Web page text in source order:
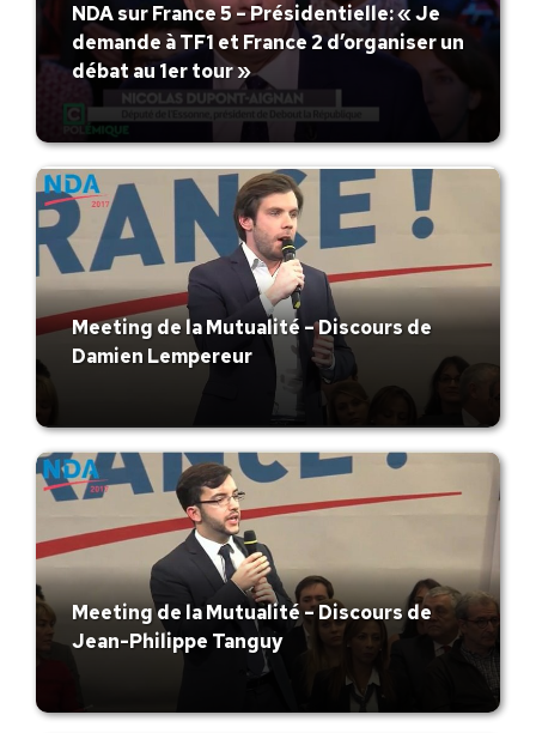
NDA sur France 5 – Présidentielle: « Je
demande à TF1 et France 2 d’organiser un
débat au 1er tour »
Meeting de la Mutualité – Discours de
Damien Lempereur
Meeting de la Mutualité – Discours de
Jean-Philippe Tanguy